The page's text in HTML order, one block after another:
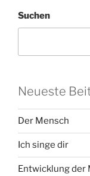
Suchen
Neueste
Der Mensch
Ich singe dir
Entwicklung der